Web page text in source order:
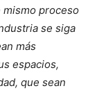
mismo proceso
se siga
más
espacios,
que sean